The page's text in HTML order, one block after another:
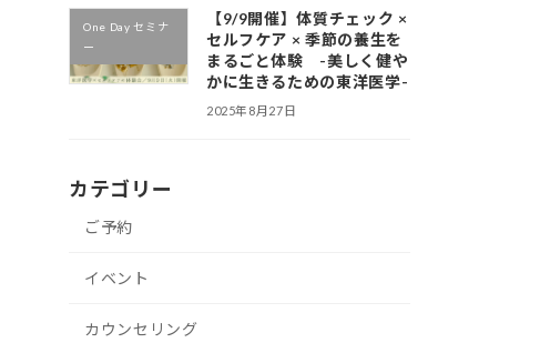
One Day セミナ
ー
【9/9開催】体質チェック ×
セルフケア × 季節の養生を
まるごと体験 -美しく健や
かに生きるための東洋医学-
2025年8月27日
カテゴリー
ご予約
イベント
カウンセリング